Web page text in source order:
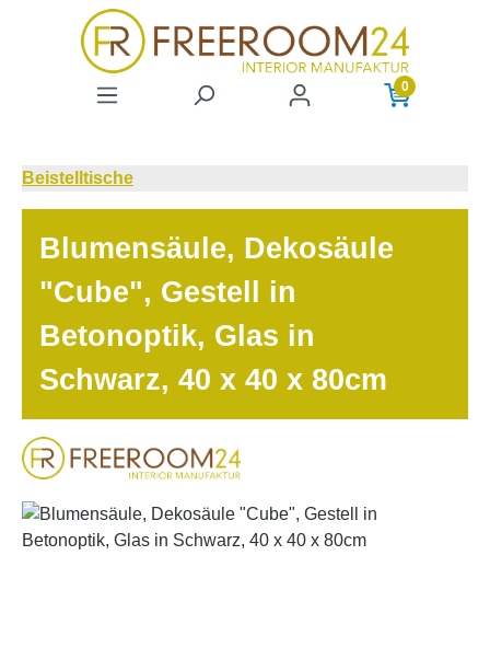
Zum Hauptinhalt springen
0
Beistelltische
Blumensäule, Dekosäule
"Cube", Gestell in
Betonoptik, Glas in
Schwarz, 40 x 40 x 80cm
Bildergalerie überspringen